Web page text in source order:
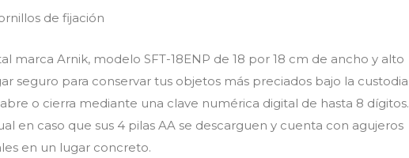
de fijación
marca Arnik, modelo SFT-18ENP de 18 por 18 cm de ancho y alto
seguro para conservar tus objetos más preciados bajo la custodia
o cierra mediante una clave numérica digital de hasta 8 dígitos.
en caso que sus 4 pilas AA se descarguen y cuenta con agujeros
en un lugar concreto.